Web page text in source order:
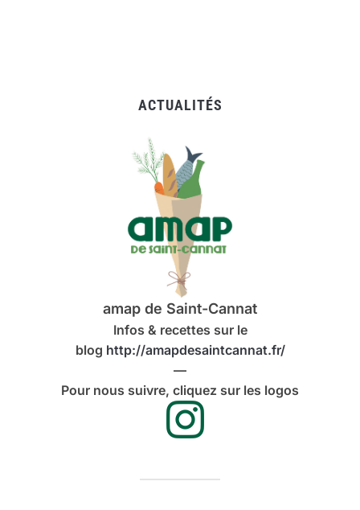
ACTUALITÉS
amap de Saint-Cannat
Infos & recettes sur le
blog http://amapdesaintcannat.fr/
—
Pour nous suivre, cliquez sur les logos